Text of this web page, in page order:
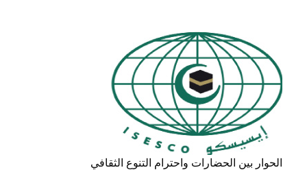
الحوار بين الحضارات واحترام التنوع الثقافي